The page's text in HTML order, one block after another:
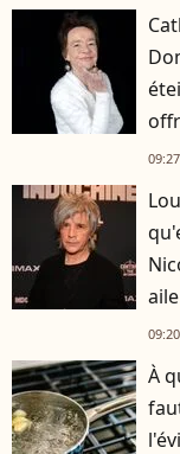
09:27
aile
09:20
À